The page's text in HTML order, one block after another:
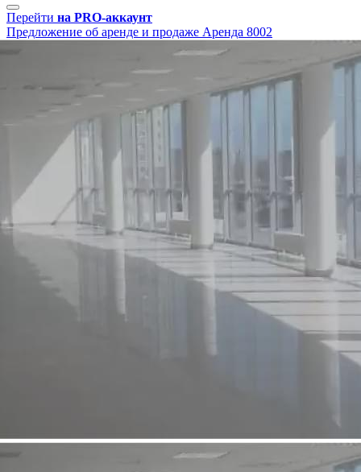
Перейти на PRO-аккаунт
Предложение об аренде и продаже Аренда 8002